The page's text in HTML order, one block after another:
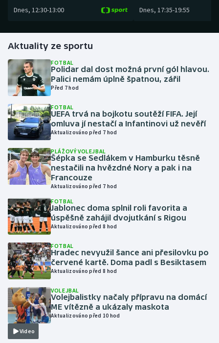
Golf
Gymnastika
Házená
Jezdectví
Judo
Krasobruslení
Lyže a snowboard
Moderní pětiboj
Motorsport
Parasport
Plavání
Dnes, 12:30-13:00 Dnes, 17:35-19:55
Aktuality ze sportu
FOTBAL
Polidar dal dost možná první gól hlavou.
Palici nemám úplně špatnou, zářil
Před 7 hod
FOTBAL
UEFA trvá na bojkotu soutěží FIFA. Její
omluva jí nestačí a Infantinovi už nevěří
Aktualizováno před 7 hod
PLÁŽOVÝ VOLEJBAL
Šépka se Sedlákem v Hamburku těsně
nestačili na hvězdné Nory a pak i na
Francouze
Aktualizováno před 7 hod
FOTBAL
Jablonec doma splnil roli favorita a
úspěšně zahájil dvojutkání s Rigou
Aktualizováno před 8 hod
FOTBAL
Hradec nevyužil šance ani přesilovku po
červené kartě. Doma padl s Besiktasem
Aktualizováno před 8 hod
Video
VOLEJBAL
Volejbalistky načaly přípravu na domácí
ME vítězně a ukázaly maskota
Aktualizováno před 10 hod